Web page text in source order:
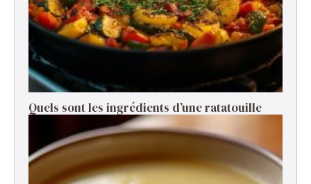
Quels sont les ingrédients d’une ratatouille ​